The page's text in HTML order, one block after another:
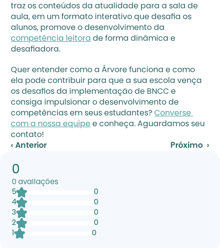
traz os conteúdos da atualidade para a sala de
aula, em um formato interativo que desafia os
competência leitora de forma dinâmica e
desafiadora.
Quer entender como a Árvore funciona e como
ela pode contribuir para que a sua escola vença
os desafios da implementação de BNCC e
consiga impulsionar o desenvolvimento de
competências em seus estudantes? Converse
com a nossa equipe e conheça. Aguardamos seu
contato!
‹ Anterior
Próximo  ›
0
0 avaliações
5
0
4
0
3
0
2
0
1
0